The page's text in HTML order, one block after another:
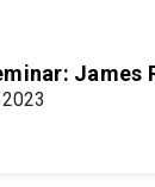
James